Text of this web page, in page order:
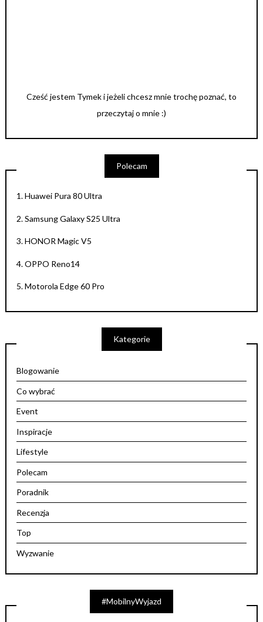
Cześć jestem Tymek i jeżeli chcesz mnie trochę poznać, to
przeczytaj o mnie :)
Polecam
1.Huawei Pura 80 Ultra
2.Samsung Galaxy S25 Ultra
3.HONOR Magic V5
4.OPPO Reno14
5.Motorola Edge 60 Pro
Kategorie
Blogowanie
Co wybrać
Event
Inspiracje
Lifestyle
Polecam
Poradnik
Recenzja
Top
Wyzwanie
#MobilnyWyjazd